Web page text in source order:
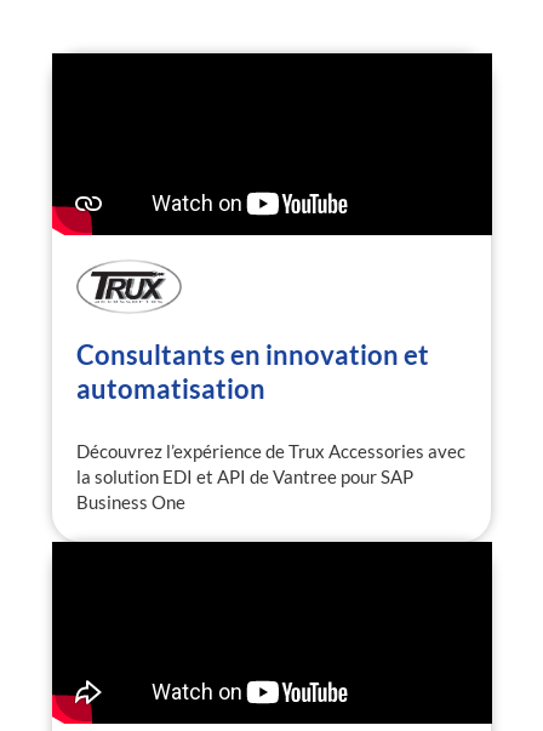
Consultants en innovation et
automatisation
Découvrez l’expérience de Trux Accessories avec
la solution EDI et API de Vantree pour SAP
Business One